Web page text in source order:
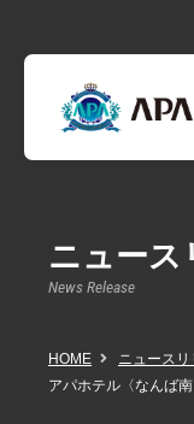
ニュース
News Release
HOME
ニュースリ
アパホテル〈なんば